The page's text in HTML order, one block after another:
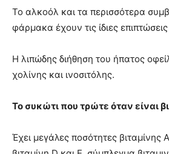
Το αλκοόλ και τα περισσότερα
φάρμακα έχουν τις ίδιες επιπτώσεις
Η λιπώδης διήθηση του ήπατος
χολίνης και ινοσιτόλης.
Το συκώτι που τρώτε όταν είναι
Έχει μεγάλες ποσότητες βιταμίνης